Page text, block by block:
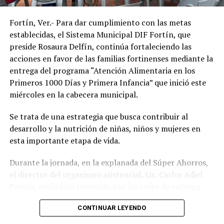
de vida de la población.
Fortín, Ver.- Para dar cumplimiento con las metas
establecidas, el Sistema Municipal DIF Fortín, que
preside Rosaura Delfín, continúa fortaleciendo las
acciones en favor de las familias fortinenses mediante la
entrega del programa “Atención Alimentaria en los
Primeros 1000 Días y Primera Infancia” que inició este
miércoles en la cabecera municipal.
Se trata de una estrategia que busca contribuir al
desarrollo y la nutrición de niñas, niños y mujeres en
esta importante etapa de vida.
Durante la jornada, en la explanada del Súper Ahorros,
el director del organismo asistencial, Lic. Carlos Adiel
para supervisar las actividades desarrolladas por el área
de Plan Alimentario, reconociendo el compromiso y la
CONTINUAR LEYENDO